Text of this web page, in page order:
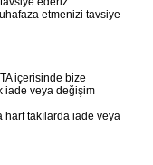
etmenizi tavsiye
içerisinde bize
iade veya değişim
takılarda iade veya